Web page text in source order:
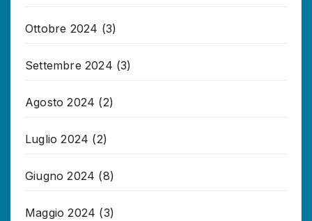
Ottobre 2024 (3)
Settembre 2024 (3)
Agosto 2024 (2)
Luglio 2024 (2)
Giugno 2024 (8)
Maggio 2024 (3)